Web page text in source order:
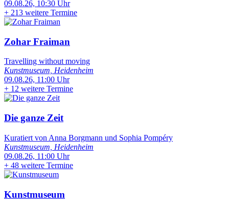
09.08.26, 10:30 Uhr
+ 213 weitere Termine
Zohar Fraiman
Travelling without moving
Kunstmuseum, Heidenheim
09.08.26, 11:00 Uhr
+ 12 weitere Termine
Die ganze Zeit
Kuratiert von Anna Borgmann und Sophia Pompéry
Kunstmuseum, Heidenheim
09.08.26, 11:00 Uhr
+ 48 weitere Termine
Kunstmuseum